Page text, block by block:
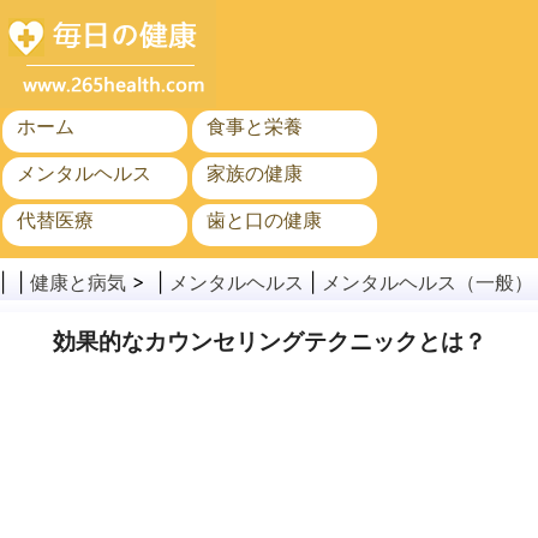
ホーム
食事と栄養
メンタルヘルス
家族の健康
代替医療
歯と口の健康
がん
健康と病気 > | メンタルヘルス メンタルヘルス（一般）
効果的なカウンセリングテクニックとは？